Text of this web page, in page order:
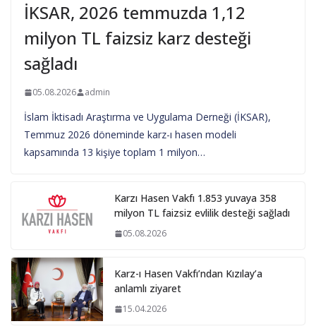
İKSAR, 2026 temmuzda 1,12
milyon TL faizsiz karz desteği
sağladı
05.08.2026 admin
İslam İktisadı Araştırma ve Uygulama Derneği (İKSAR),
Temmuz 2026 döneminde karz-ı hasen modeli
kapsamında 13 kişiye toplam 1 milyon…
Karzı Hasen Vakfı 1.853 yuvaya 358
milyon TL faizsiz evlilik desteği sağladı
05.08.2026
Karz-ı Hasen Vakfı’ndan Kızılay’a
anlamlı ziyaret
15.04.2026